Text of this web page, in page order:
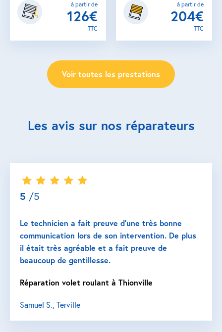
à partir de
126€
TTC
à partir de
204€
TTC
Voir toutes les prestations
Les avis sur nos réparateurs
5 /5
Le technicien a fait preuve d’une très bonne
communication lors de son intervention. De plus
il était très agréable et a fait preuve de
beaucoup de gentillesse.
Réparation volet roulant à Thionville
Samuel S., Terville